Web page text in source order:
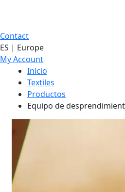
Contact
ES | Europe
My Account
Inicio
Textiles
Productos
Equipo de